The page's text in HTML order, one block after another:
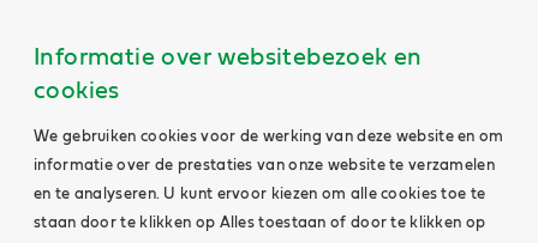
Informatie over websitebezoek en
cookies
We gebruiken cookies voor de werking van deze website en om
informatie over de prestaties van onze website te verzamelen
en te analyseren. U kunt ervoor kiezen om alle cookies toe te
staan door te klikken op Alles toestaan of door te klikken op